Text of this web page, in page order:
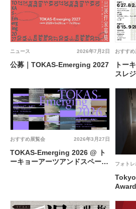
2026年7月2日
ニュース
公募｜TOKAS-Emerging 2027
おすす
トー
スレ
ョー
2026年3月27日
おすすめ展覧会
TOKAS-Emerging 2026 @ ト
ーキョーアーツアンドスペース
フォトレ
@ 東